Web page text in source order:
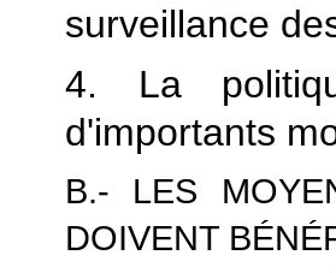
surveillance
4. La
d'importants
B.- LES
DOIVENT